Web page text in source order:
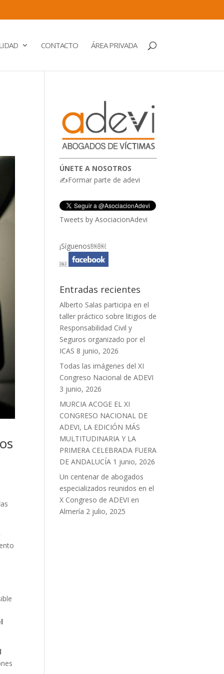
CONTACTO ÁREA PRIVADA
ÚNETE A NOSOTROS
✍Formar parte de adevi
Tweets by AsociacionAdevi
¡Síguenos!￼￼
￼
Entradas recientes
Alberto Salas participa en el
taller práctico sobre litigios de
Responsabilidad Civil y
Seguros organizado por el
ICAS 8 junio, 2026
Todas las imágenes del XI
Congreso Nacional de ADEVI
3 junio, 2026
MURCIA ACOGE EL XI
CONGRESO NACIONAL DE
ADEVI, LA EDICIÓN MÁS
MULTITUDINARIA Y LA
PRIMERA CELEBRADA FUERA
DE ANDALUCÍA 1 junio, 2026
Un centenar de abogados
especializados reunidos en el
X Congreso de ADEVI en
Almería 2 julio, 2025